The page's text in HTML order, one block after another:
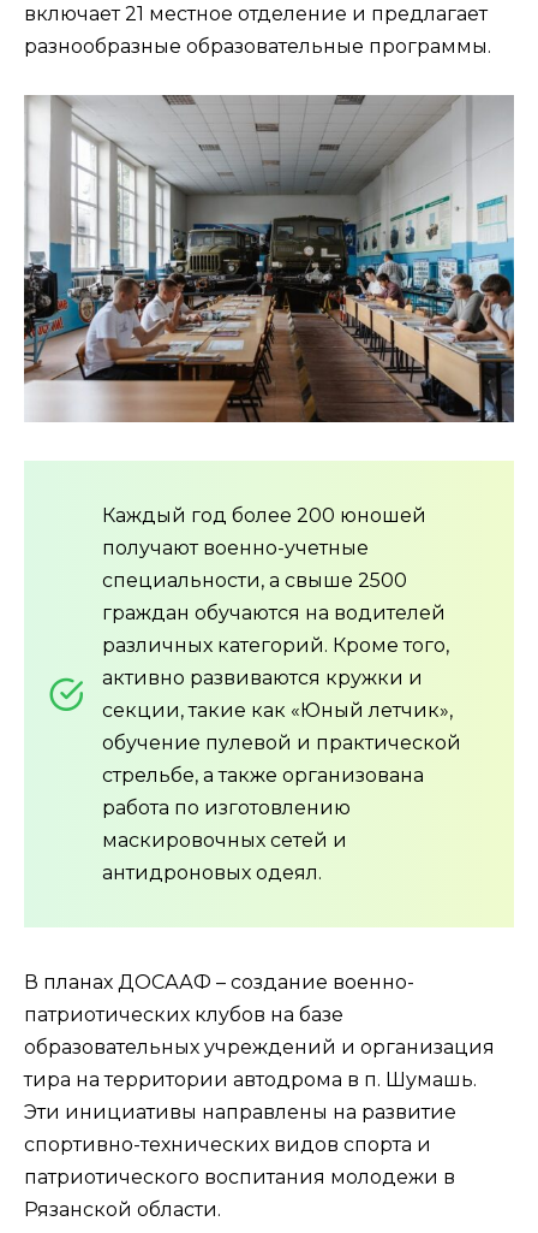
включает 21 местное отделение и предлагает
разнообразные образовательные программы.
Каждый год более 200 юношей
получают военно-учетные
специальности, а свыше 2500
граждан обучаются на водителей
различных категорий. Кроме того,
активно развиваются кружки и
секции, такие как «Юный летчик»,
обучение пулевой и практической
стрельбе, а также организована
работа по изготовлению
маскировочных сетей и
антидроновых одеял.
В планах ДОСААФ – создание военно-
патриотических клубов на базе
образовательных учреждений и организация
тира на территории автодрома в п. Шумашь.
Эти инициативы направлены на развитие
спортивно-технических видов спорта и
патриотического воспитания молодежи в
Рязанской области.